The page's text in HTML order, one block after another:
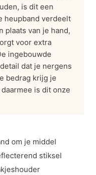
is dit een
heupband verdeelt
plaats van je hand,
voor extra
ingebouwde
dat je nergens
bedrag krijg je
is dit onze
om je middel
stiksel